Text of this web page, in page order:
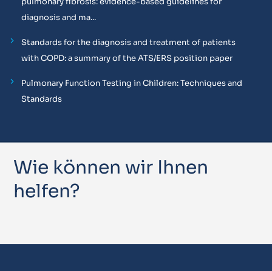
diagnosis and ma...
Standards for the diagnosis and treatment of patients
with COPD: a summary of the ATS/ERS position paper
Pulmonary Function Testing in Children: Techniques and
Standards
Wie können wir Ihnen
helfen?